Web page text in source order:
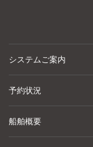
システムご案内
予約状況
船舶概要